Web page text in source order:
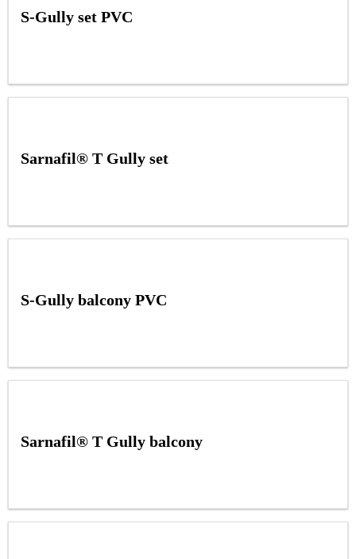
S-Gully set PVC
Sarnafil® T Gully set
S-Gully balcony PVC
Sarnafil® T Gully balcony